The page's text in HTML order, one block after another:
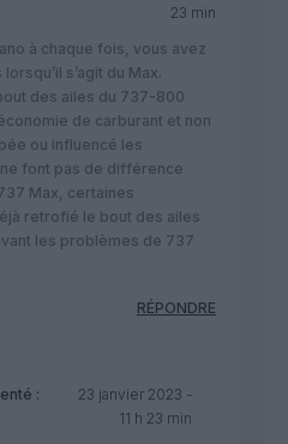
23 min
à chaque fois, vous avez
s’agit du Max.
des ailes du 737-800
de carburant et non
ou influencé les
font pas de différence
Max, certaines
retrofié le bout des ailes
les problèmes de 737
RÉPONDRE
:
23 janvier 2023 -
11 h 23 min